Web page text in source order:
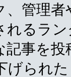
、管理
れるラ
記事を
げられ